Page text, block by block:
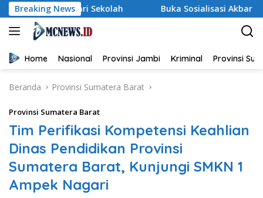
Langsung
ke
konten
Breaking News
Sekolah Buka Sosialisasi Akbar Pencegahan IRET,
Home Nasional Provinsi Jambi Kriminal Provinsi
Beranda Provinsi Sumatera Barat
Provinsi Sumatera Barat
Tim Perifikasi Kompetensi Keahlian
Dinas Pendidikan Provinsi
Sumatera Barat, Kunjungi SMKN 1
Ampek Nagari